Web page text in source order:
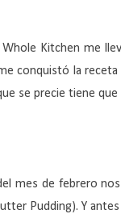
Kitchen me
conquistó la
se precie tiene que
mes de febrero
Pudding). Y antes